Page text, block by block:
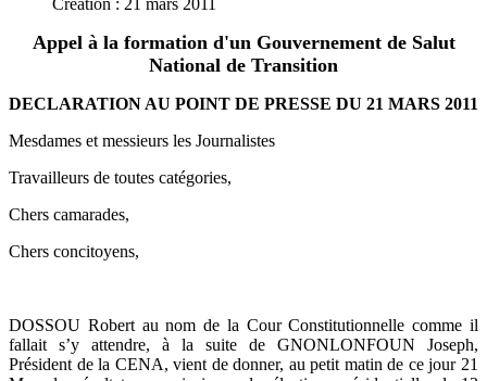
Création : 21 mars 2011
Appel à la formation d'un Gouvernement de Salut
National de Transition
DECLARATION AU POINT DE PRESSE DU 21 MARS 2011
Mesdames et messieurs les Journalistes
Travailleurs de toutes catégories,
Chers camarades,
Chers concitoyens,
DOSSOU Robert au nom de la Cour Constitutionnelle comme il
fallait s’y attendre, à la suite de GNONLONFOUN Joseph,
Président de la CENA, vient de donner, au petit matin de ce jour 21